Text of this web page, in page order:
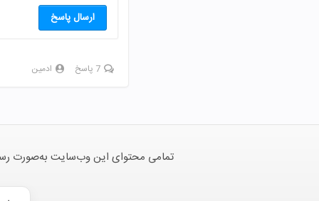
ارسال پاسخ
7 پاسخ ادمین
تمامی محتوای این وب‌سایت به‌صورت